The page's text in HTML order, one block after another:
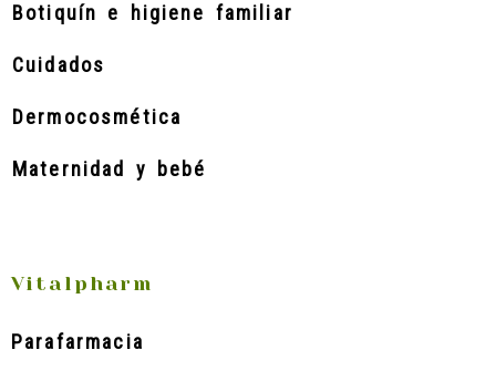
Botiquín e higiene familiar
Cuidados
Dermocosmética
Maternidad y bebé
Vitalpharm
Parafarmacia